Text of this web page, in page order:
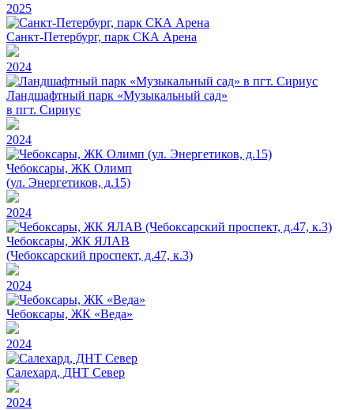
2025
Санкт-Петербург, парк СКА Арена
2024
Ландшафтный парк «Музыкальный сад»
в пгт. Сириус
2024
Чебоксары, ЖК Олимп
(ул. Энергетиков, д.15)
2024
Чебоксары, ЖК ЯЛАВ
(Чебоксарский проспект, д.47, к.3)
2024
Чебоксары, ЖК «Веда»
2024
Салехард, ДНТ Север
2024